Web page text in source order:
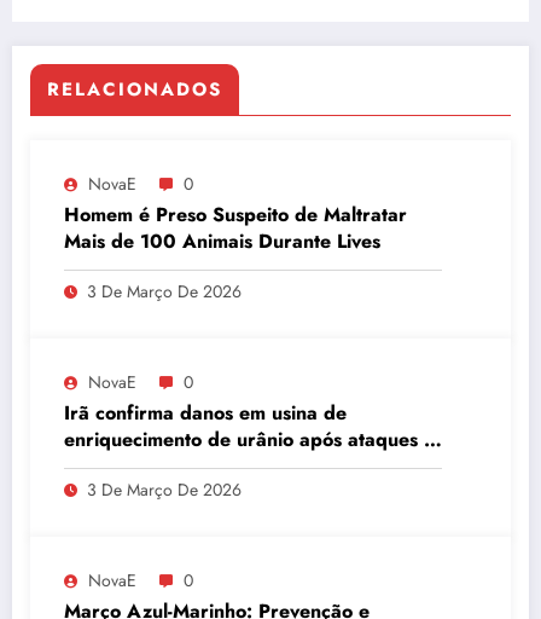
RELACIONADOS
NovaE 0
Homem é Preso Suspeito de Maltratar
Mais de 100 Animais Durante Lives
3 De Março De 2026
NovaE 0
Irã confirma danos em usina de
enriquecimento de urânio após ataques e
embaixador evita detalhes sobre
quantidade de urânio enriquecido
3 De Março De 2026
NovaE 0
Março Azul-Marinho: Prevenção e